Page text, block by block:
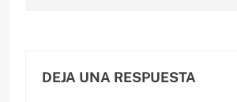
DEJA UNA RESPUESTA